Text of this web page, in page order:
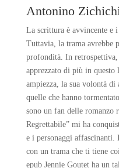
Antonino
La scrittura è avvincente e
Tuttavia, la trama avrebbe
profondità. In
apprezzato di più in questo
ampiezza, la sua volontà
quelle che hanno
sono un fan delle romanzo
Regrettabile” mi ha
e i personaggi affascinanti.
con un trama che ti tiene
epub Jennie Goutet ha un